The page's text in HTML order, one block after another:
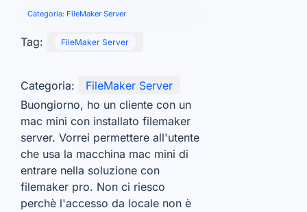
Categoria: FileMaker Server
Tag: FileMaker Server
Categoria:
FileMaker Server
Buongiorno, ho un cliente con un
mac mini con installato filemaker
server. Vorrei permettere all'utente
che usa la macchina mac mini di
entrare nella soluzione con
filemaker pro. Non ci riesco
perchè l'accesso da locale non è